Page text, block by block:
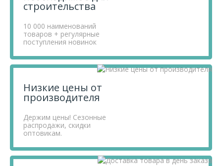
строительства
10 000 наименований
товаров + регулярные
поступления новинок
Низкие цены от
производителя
Держим цены! Сезонные
распродажи, скидки
оптовикам.